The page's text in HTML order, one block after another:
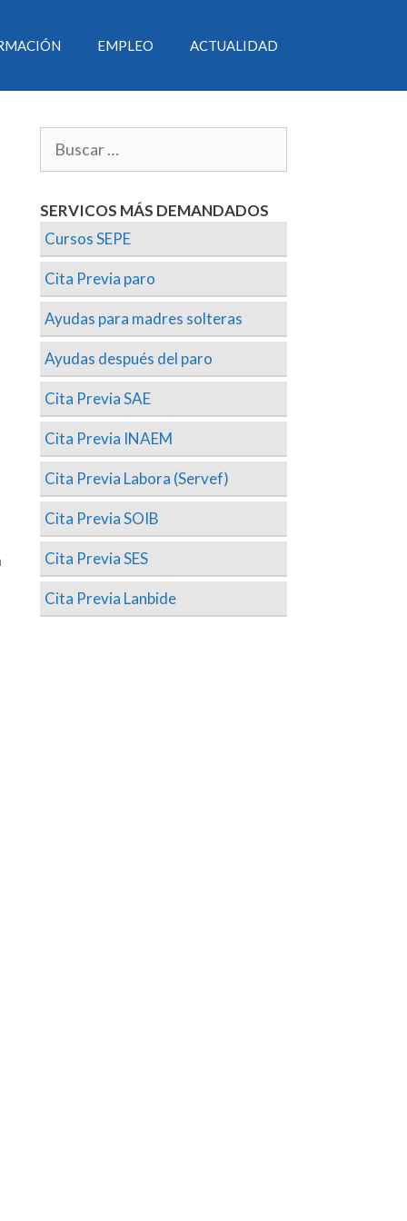
EMPLEO ACTUALIDAD
SERVICOS MÁS DEMANDADOS
Cursos SEPE
Cita Previa paro
Ayudas para madres solteras
Ayudas después del paro
Cita Previa SAE
Cita Previa INAEM
Cita Previa Labora (Servef)
Cita Previa SOIB
Cita Previa SES
Cita Previa Lanbide